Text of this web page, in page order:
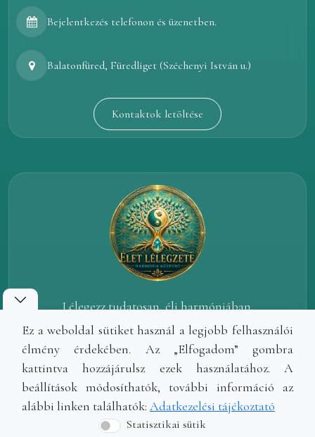
Ez a weboldal sütiket használ a legjobb felhasználói
élmény érdekében. Az „Elfogadom” gombra
kattintva hozzájárulsz ezek használatához. A
beállítások módosíthatók, további információ az
alábbi linken találhatók: Adatkezelési tájékoztató
Statisztikai sütik
Bejelentkezés telefonon és üzenetben.
Balatonfüred, Füredliget (Széchenyi István u.)
Kontaktok letöltése
Lélegezz tudatosan, élj harmóniában.
eletlelegzete.hu
Adatkezelési Tájékoztató Impresszum